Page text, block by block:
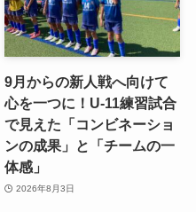
9月からの新人戦へ向けて
心を一つに！U-11練習試合
で見えた「コンビネーショ
ンの成果」と「チームの一
体感」
2026年8月3日